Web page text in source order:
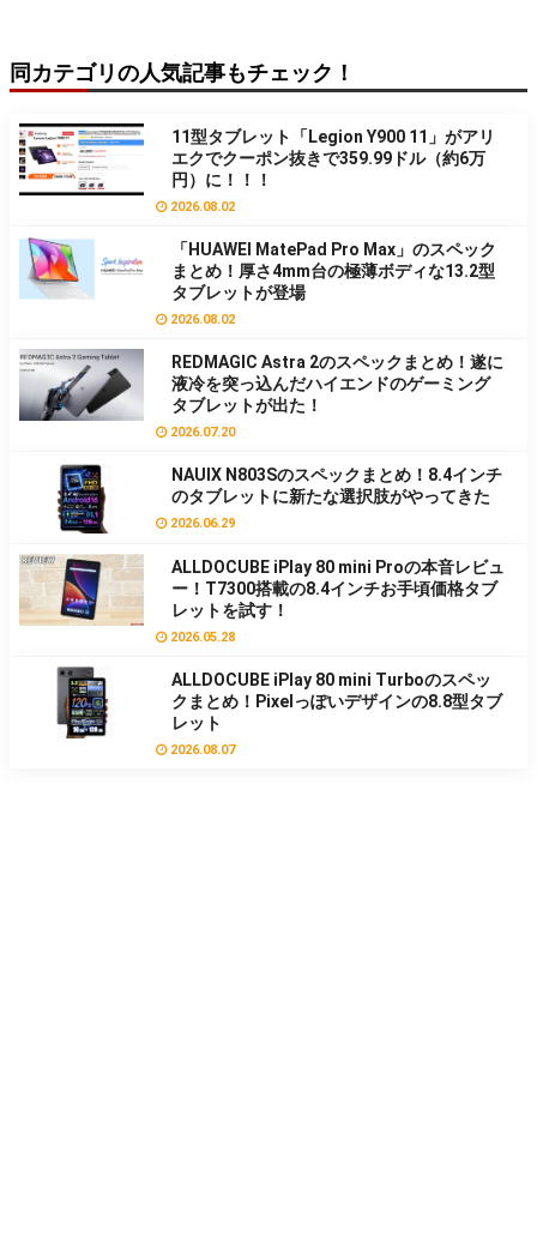
同カテゴリの人気記事もチェック！
11型タブレット「Legion Y900 11」がアリ
エクでクーポン抜きで359.99ドル（約6万
円）に！！！
2026.08.02
「HUAWEI MatePad Pro Max」のスペック
まとめ！厚さ4mm台の極薄ボディな13.2型
タブレットが登場
2026.08.02
REDMAGIC Astra 2のスペックまとめ！遂に
液冷を突っ込んだハイエンドのゲーミング
タブレットが出た！
2026.07.20
NAUIX N803Sのスペックまとめ！8.4インチ
のタブレットに新たな選択肢がやってきた
2026.06.29
ALLDOCUBE iPlay 80 mini Proの本音レビュ
ー！T7300搭載の8.4インチお手頃価格タブ
レットを試す！
2026.05.28
ALLDOCUBE iPlay 80 mini Turboのスペッ
クまとめ！Pixelっぽいデザインの8.8型タブ
レット
2026.08.07